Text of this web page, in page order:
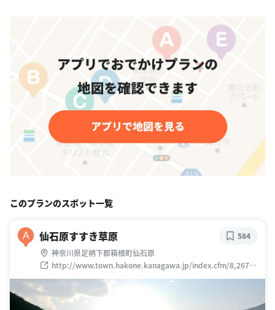
このプランのスポット一覧
A 仙石原すすき草原
神奈川県足柄下郡箱根町仙石原
http://www.town.hakone.kanagawa.jp/index.cfm/8,267,3
7,156,html
584